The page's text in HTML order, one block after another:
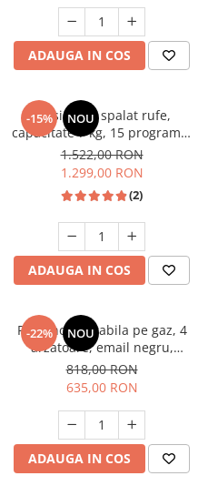
Unelte Gradinarit
Ventilatoare & Sisteme Racire
Aparate de aer conditionat
Zootehnie
Foarfeci tuns oi
Incubatoare oua
ADAUGA IN COS
-15% NOU
Masina de spalat rufe,
capacitate 7 kg, 15 programe,
afisaj LED, 1200 Rpm, alb,
HEINNER
1.522,00 RON
1.299,00 RON
(2)
ADAUGA IN COS
-22% NOU
Plita incorporabila pe gaz, 4
arzatoare, email negru,
gratare din fonta, aprindere
electrica, Samus
818,00 RON
635,00 RON
ADAUGA IN COS